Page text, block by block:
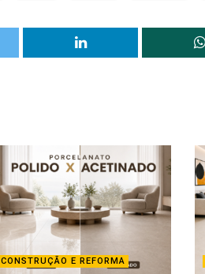
CONSTRUÇÃO E REFORMA